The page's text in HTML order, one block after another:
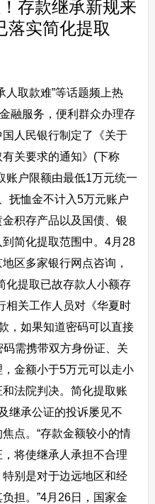
存款继承新规来
落实简化提取
人取款难”等话题频上热
融服务，便利群众办理存
人民银行制定了《关于
关要求的通知》(下称
账户限额由最低1万元统一
抚恤金不计入5万元账户
积存产品以及国债、银
简化提取范围中。4月28
区多家银行网点咨询，
化提取已故存款人小额存
相关工作人员对《华夏时
，如果知道密码可以直接
需携带双方身份证、关
金额小于5万元可以走小
法院判决。简化提取账
继承公证的投诉屡见不
点。“存款金额较小的情
将使继承人承担不合理
别是对于边远地区和经
担。”4月26日，国家金